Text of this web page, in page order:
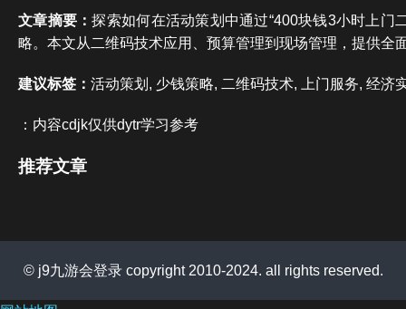
文章摘要：探索如何在活动策划中通过“400块钱3小时上门
略。本文从二维码技术应用、预算管理到现场管理，提供全
建议标签： 活动策划, 少钱策略, 二维码技术, 上门服务, 经济
：内容cdjk仅供dytr学习参考
推荐文章
© j9九游会登录 copyright 2010-2024. all rights reserved.